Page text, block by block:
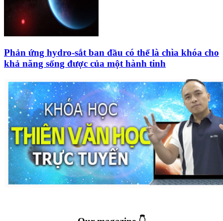
Phản ứng hydro-sắt ban đầu có thể là chìa khóa cho
khả năng sống được của một hành tinh